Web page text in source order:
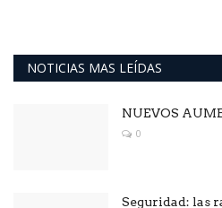
NOTICIAS MAS LEÍDAS
NUEVOS
0
Seguridad: las